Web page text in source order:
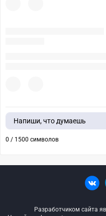
Напиши, что думаешь
0 / 1500 символов
Разработчиком сайта